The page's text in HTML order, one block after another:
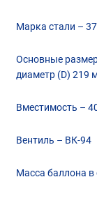
Марка стали –
Основные
диаметр (D) 219
Вместимость –
Вентиль – ВК-94
Масса баллона в